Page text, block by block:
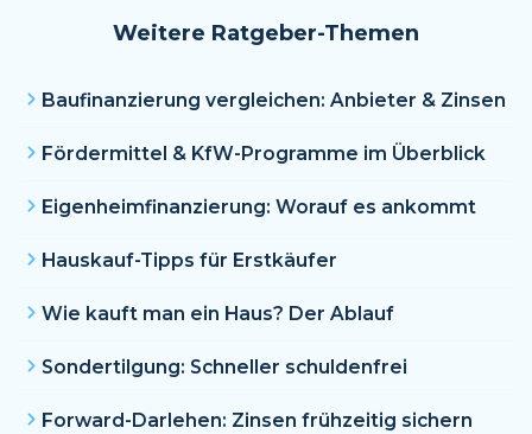
Weitere Ratgeber-Themen
Baufinanzierung vergleichen: Anbieter & Zinsen
Fördermittel & KfW-Programme im Überblick
Eigenheimfinanzierung: Worauf es ankommt
Hauskauf-Tipps für Erstkäufer
Wie kauft man ein Haus? Der Ablauf
Sondertilgung: Schneller schuldenfrei
Forward-Darlehen: Zinsen frühzeitig sichern